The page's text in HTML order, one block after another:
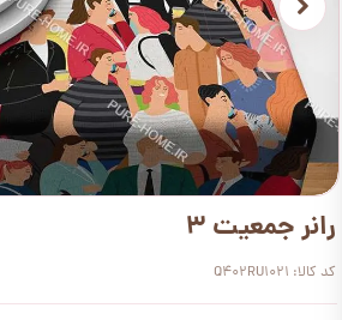
رانر جمعیت 3
کد کالا: Q402RU1021